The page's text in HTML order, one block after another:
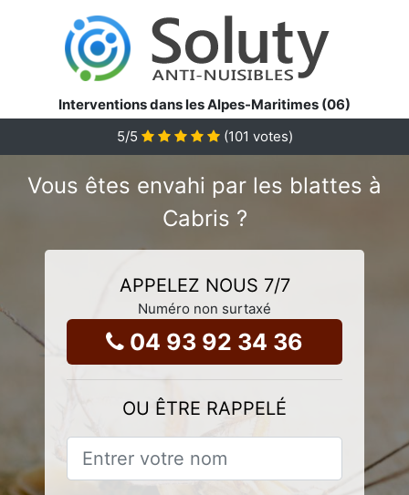
Interventions dans les Alpes-Maritimes (06)
5/5 (101 votes)
Vous êtes envahi par les blattes à
Cabris ?
APPELEZ NOUS 7/7
Numéro non surtaxé
04 93 92 34 36
OU ÊTRE RAPPELÉ